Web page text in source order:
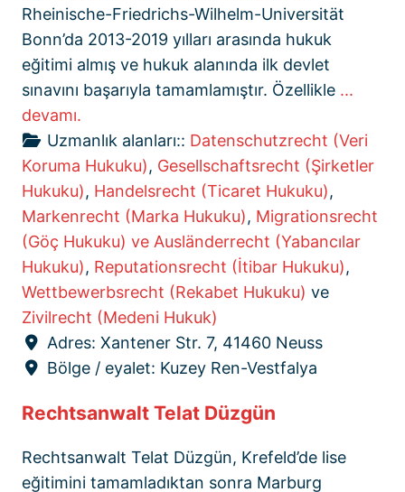
Rheinische-Friedrichs-Wilhelm-Universität
Bonn’da 2013-2019 yılları arasında hukuk
eğitimi almış ve hukuk alanında ilk devlet
sınavını başarıyla tamamlamıştır. Özellikle ...
devamı.
Uzmanlık alanları:: Datenschutzrecht (Veri
Koruma Hukuku), Gesellschaftsrecht (Şirketler
Hukuku), Handelsrecht (Ticaret Hukuku),
Markenrecht (Marka Hukuku), Migrationsrecht
(Göç Hukuku) ve Ausländerrecht (Yabancılar
Hukuku), Reputationsrecht (İtibar Hukuku),
Wettbewerbsrecht (Rekabet Hukuku) ve
Zivilrecht (Medeni Hukuk)
Adres: Xantener Str. 7, 41460 Neuss
Bölge / eyalet: Kuzey Ren-Vestfalya
Rechtsanwalt Telat Düzgün
Rechtsanwalt Telat Düzgün, Krefeld’de lise
eğitimini tamamladıktan sonra Marburg